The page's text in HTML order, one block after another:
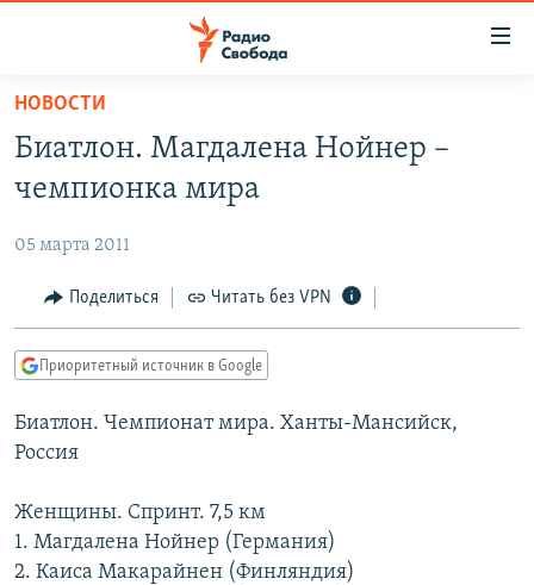
упрощенного
доступа
основному
Вернутся
главной
навигации
Вернутся
АВТОРСКИЕ ПРОЕКТЫ
ЦИТАТЫ СВОБОДЫ
МНЕНИЯ
IDEL.РЕАЛИИ
КАВКАЗ.РЕАЛИИ
СИБИРЬ.РЕАЛИИ
РАСПИСАНИЕ ВЕЩАНИЯ
НОВОСТИ
Биатлон. Магдалена Нойнер –
чемпионка мира
05 марта 2011
Поделиться Читать без VPN
Приоритетный источник в Google
Биатлон. Чемпионат мира. Ханты-Мансийск,
Россия
Женщины. Спринт. 7,5 км
1. Магдалена Нойнер (Германия)
2. Каиса Макарайнен (Финляндия)